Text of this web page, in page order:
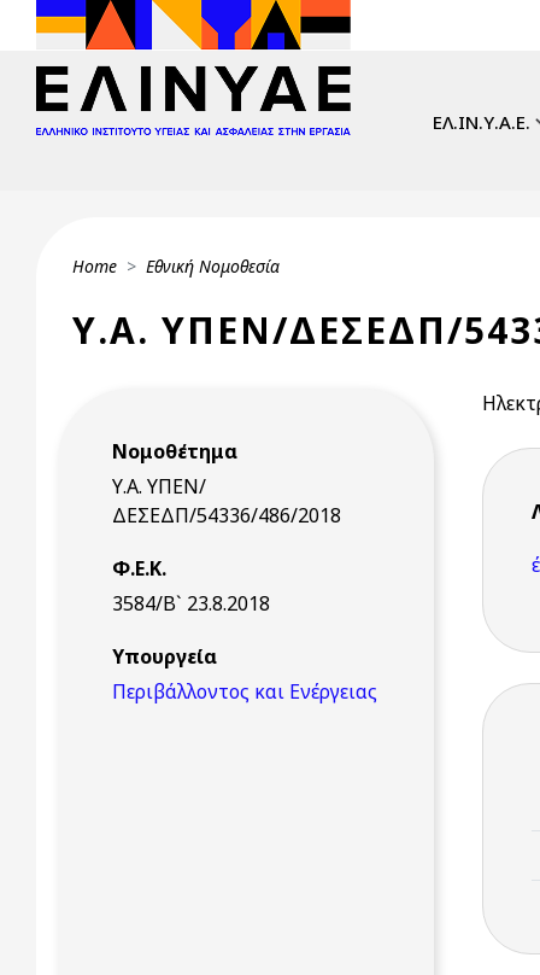
Skip to main content
ΕΛ.ΙΝ.Υ.Α.Ε.
Breadcrumb
Home Εθνική Νομοθεσία
Υ.Α. ΥΠΕΝ/ΔΕΣΕΔΠ/
Νομοθέτημα
Υ.Α. ΥΠΕΝ/
ΔΕΣΕΔΠ/54336/486/2018
Φ.Ε.Κ.
3584/Β` 23.8.2018
Υπουργεία
Περιβάλλοντος και Ενέργειας